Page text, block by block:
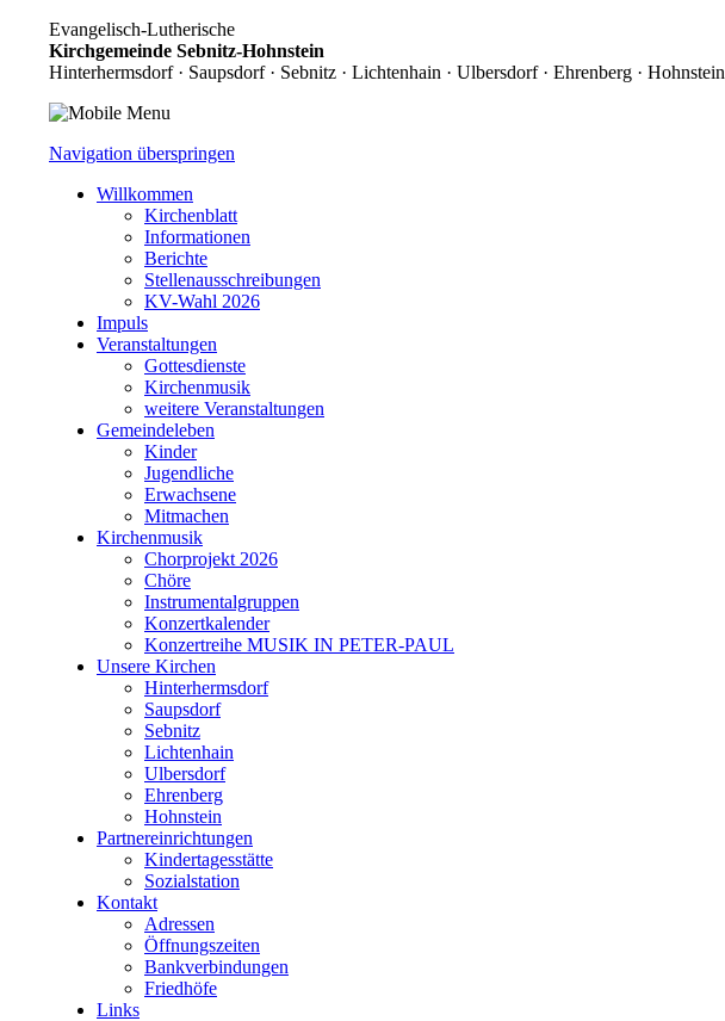
Evangelisch-Lutherische
Kirchgemeinde Sebnitz-Hohnstein
Hinterhermsdorf · Saupsdorf · Sebnitz · Lichtenhain · Ulbersdorf · Ehrenberg · Hohnstein
Navigation überspringen
Willkommen
Kirchenblatt
Informationen
Berichte
Stellenausschreibungen
KV-Wahl 2026
Impuls
Veranstaltungen
Gottesdienste
Kirchenmusik
weitere Veranstaltungen
Gemeindeleben
Kinder
Jugendliche
Erwachsene
Mitmachen
Kirchenmusik
Chorprojekt 2026
Chöre
Instrumental­gruppen
Konzertkalender
Konzertreihe MUSIK IN PETER‑PAUL
Unsere Kirchen
Hinterhermsdorf
Saupsdorf
Sebnitz
Lichtenhain
Ulbersdorf
Ehrenberg
Hohnstein
Partnereinrichtungen
Kindertagesstätte
Sozialstation
Kontakt
Adressen
Öffnungszeiten
Bankverbindungen
Friedhöfe
Links